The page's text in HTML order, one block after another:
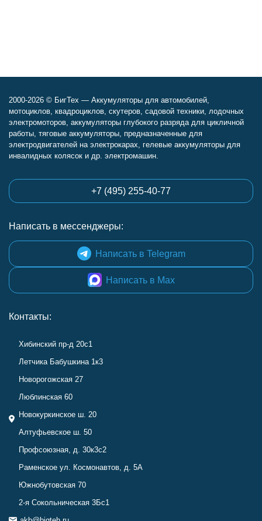
2000-2026 © БигТех — Аккумуляторы для автомобилей,
мотоциклов, квадроциклов, скутеров, садовой техники, лодочных
электромоторов, аккумуляторы глубокого разряда для цикличной
работы, тяговые аккумуляторы, предназначенные для
электродвигателей на электрокарах, гелевые аккумуляторы для
инвалидных колясок и др. электромашин.
+7 (495) 255-40-77
Написать в мессенджеры:
Написать в Telegram
Написать в Max
Контакты:
Хибинский пр-д 20с1
Летчика Бабушкина 1к3
Новорогожская 27
Люблинская 60
Новокуркинское ш. 20
Алтуфьевское ш. 50
Профсоюзная, д. 30к3с2
Раменское ул. Космонавтов, д. 5А
Южнобутовская 70
2-я Сокольническая 3Бс1